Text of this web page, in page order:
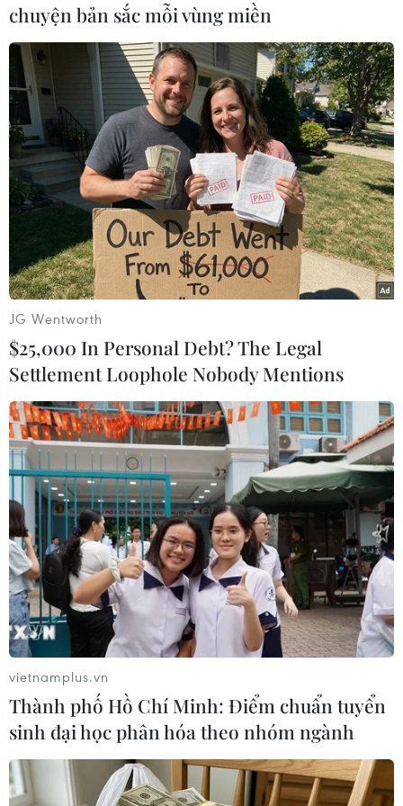
trong ngày thứ 4 liên tiếp
Theo các nhân chứng, mục tiêu
chính của đợt tấn công là
Flamingo, căn cứ hải quân lớn
nhất của Sudan nằm ở phía Bắc
Port Sudan, và cảng Suakin ở phía
Nam thành phố.
(TTXVN/Vietnam+)
#Tình hình tại Sudan
#Thủ tướng Sudan
#Tuyên thệ nhậm chức
Sudan
Theo dõi VietnamPlus
chuyện bản sắc mỗi vùng miền
JG Wentworth
$25,000 In Personal Debt? The Legal
Settlement Loophole Nobody Mentions
vietnamplus.vn
Thành phố Hồ Chí Minh: Điểm chuẩn tuyển
sinh đại học phân hóa theo nhóm ngành